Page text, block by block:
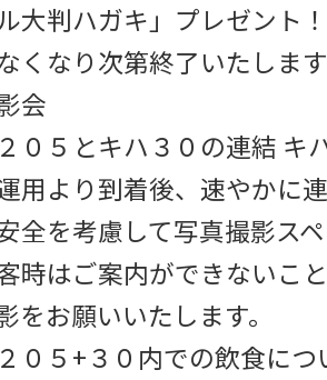
大判ハガキ」プレゼント！
なり次第終了いたしま
会
５とキハ３０の連結 キ
用より到着後、速やかに
を考慮して写真撮影スペ
時はご案内ができないこ
をお願いいたします。
５+３０内での飲食につ